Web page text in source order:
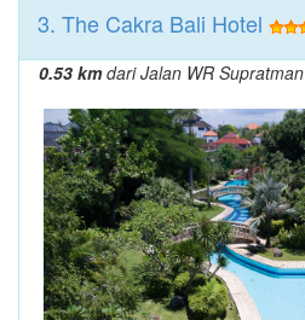
3. The Cakra Bali Hotel
0.53 kmdari Jalan WR Supratman